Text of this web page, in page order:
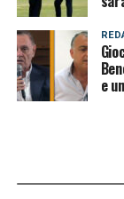
e